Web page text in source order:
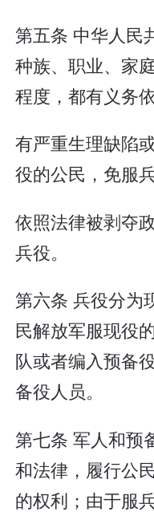
第五条 中华人民
种族、职业、家
程度，都有义务
有严重生理缺陷
役的公民，免服兵
依照法律被剥夺
兵役。
第六条 兵役分为
民解放军服现役
队或者编入预备
备役人员。
第七条 军人和预
和法律，履行公
的权利；由于服